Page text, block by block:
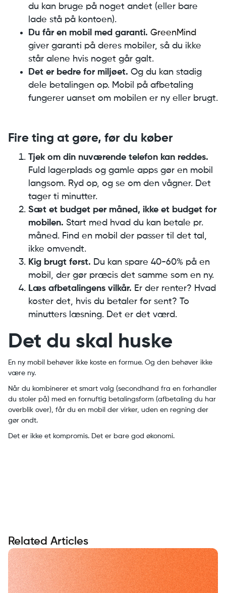
du kan bruge på noget andet (eller bare
lade stå på kontoen).
Du får en mobil med garanti. GreenMind
giver garanti på deres mobiler, så du ikke
står alene hvis noget går galt.
Det er bedre for miljøet. Og du kan stadig
dele betalingen op. Mobil på afbetaling
fungerer uanset om mobilen er ny eller brugt.
Fire ting at gøre, før du køber
Tjek om din nuværende telefon kan reddes.
Fuld lagerplads og gamle apps gør en mobil
langsom. Ryd op, og se om den vågner. Det
tager ti minutter.
Sæt et budget per måned, ikke et budget for
mobilen. Start med hvad du kan betale pr.
måned. Find en mobil der passer til det tal,
ikke omvendt.
Kig brugt først. Du kan spare 40-60% på en
mobil, der gør præcis det samme som en ny.
Læs afbetalingens vilkår. Er der renter? Hvad
koster det, hvis du betaler for sent? To
minutters læsning. Det er det værd.
Det du skal huske
En ny mobil behøver ikke koste en formue. Og den behøver ikke
være ny.
Når du kombinerer et smart valg (secondhand fra en forhandler
du stoler på) med en fornuftig betalingsform (afbetaling du har
overblik over), får du en mobil der virker, uden en regning der
gør ondt.
Det er ikke et kompromis. Det er bare god økonomi.
Related Articles